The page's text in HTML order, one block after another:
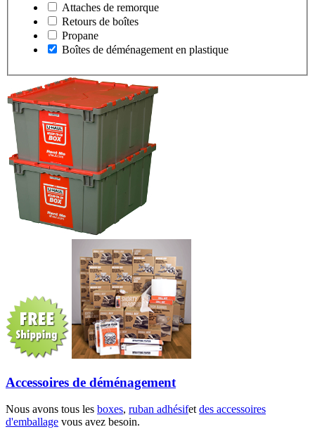
Attaches de remorque
Retours de boîtes
Propane
Boîtes de déménagement en plastique
Accessoires de déménagement
Nous avons tous les boxes, ruban adhésifet des accessoires
d'emballage vous avez besoin.